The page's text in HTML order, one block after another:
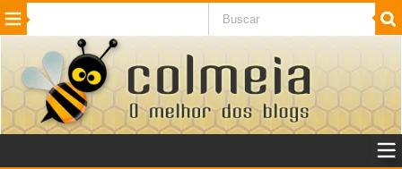
Beleza Cinema e TV
Internet Jogos NotÃ­cias SaÃºde
VeÃ­culos Adulto